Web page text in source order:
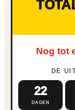
Nog tot
DE
22
DAGEN